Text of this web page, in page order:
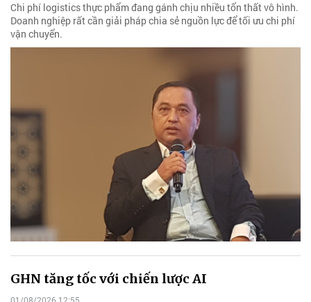
Chi phí logistics thực phẩm đang gánh chịu nhiều tổn thất vô hình.
Doanh nghiệp rất cần giải pháp chia sẻ nguồn lực để tối ưu chi phí
vận chuyển.
GHN tăng tốc với chiến lược AI